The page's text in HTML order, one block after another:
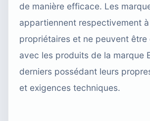
de manière efficace. Les
appartiennent respectivement
propriétaires et ne peuvent être
avec les produits de la marque
derniers possédant leurs
et exigences techniques.